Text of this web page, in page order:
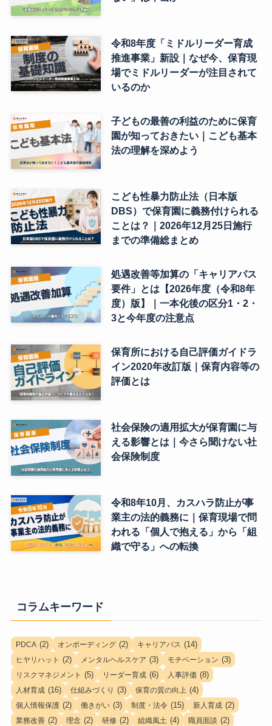
令和8年度「ミドルリーダー育成
推進事業」新設｜なぜ今、保育現
場でミドルリーダーが注目されて
いるのか
子どもの最善の利益のために保育
園が知っておきたい｜こども基本
法の理解を深めよう
こども性暴力防止法（日本版
DBS）で保育園に義務付けられる
ことは？｜2026年12月25日施行
までの準備総まとめ
処遇改善等加算の「キャリアパス
要件」とは【2026年度（令和8年
度）版】｜一本化後の区分1・2・
3と今年度の注意点
保育所における自己評価ガイドラ
イン2020年改訂版｜保育内容等の
評価とは
社会保険の適用拡大が保育園に与
える影響とは｜今さら聞けない社
会保険制度
令和8年10月、カスハラ防止が事
業主の法的義務に｜保育現場で問
われる「個人で抱える」から「組
織で守る」への転換
コラムキーワード
PDCA (2) オンボーディング (2) キャリアパス (14)
ヒヤリハット (2) メンタルヘルスケア (3) モチベーション (3)
リスクマネジメント (5) リーダー育成 (6) 人事評価 (8)
人材育成 (16) 仕組みづくり (3) 保育の質の向上 (4)
個人情報保護 (2) 働きがい (3) 制度・法令 (15) 新人育成 (2)
業務改善 (2) 理念 (2) 研修 (2) 組織風土 (4) 職員面談 (2)